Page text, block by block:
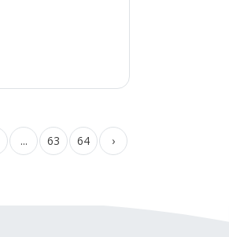
... 63 64 ›